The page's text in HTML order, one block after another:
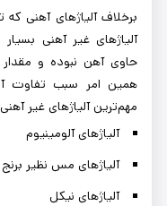
برخلاف آلیاژهای آهنی
آلیاژهای غیر آهنی
حاوی آهن نبوده و مقدار
همین امر سبب تفاوت
مهم‌ترین آلیاژهای غیر
آلیاژهای آلومینیوم
آلیاژهای مس نظیر برنج
آلیاژهای نیکل